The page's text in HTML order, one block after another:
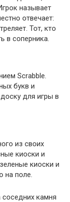
называет
отвечает:
Тот, кто
в соперника.
Scrabble.
букв и
для игры в
из своих
киоски и
киоски и
на поле.
камня